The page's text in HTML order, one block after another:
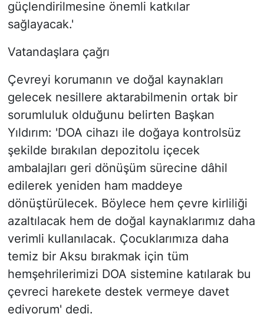
güçlendirilmesine önemli katkılar
sağlayacak.'
Vatandaşlara çağrı
Çevreyi korumanın ve doğal kaynakları
gelecek nesillere aktarabilmenin ortak bir
sorumluluk olduğunu belirten Başkan
Yıldırım: 'DOA cihazı ile doğaya kontrolsüz
şekilde bırakılan depozitolu içecek
ambalajları geri dönüşüm sürecine dâhil
edilerek yeniden ham maddeye
dönüştürülecek. Böylece hem çevre kirliliği
azaltılacak hem de doğal kaynaklarımız daha
verimli kullanılacak. Çocuklarımıza daha
temiz bir Aksu bırakmak için tüm
hemşehrilerimizi DOA sistemine katılarak bu
çevreci harekete destek vermeye davet
ediyorum' dedi.